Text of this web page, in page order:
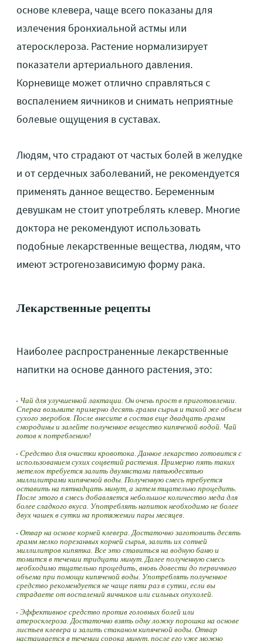
основе клевера, чаще всего показаны для
излечения бронхиальной астмы или
атеросклероза. Растение нормализирует
показатели артериального давления.
Корневище может отлично справляться с
воспалением яичников и снимать неприятные
болевые ощущения в суставах.
Людям, что страдают от частых болей в желудке
и от сердечных заболеваний, не рекомендуется
применять данное вещество. Беременным
девушкам не стоит употреблять клевер. Многие
доктора не рекомендуют использовать
подобные лекарственные вещества, людям, что
имеют эстрогенозависимую форму рака.
Лекарственные рецепты
Наиболее распространенные лекарственные
напитки на основе данного растения, это:
Чай для улучшенной лактации. Он очень прост в приготовлении.
Сперва возьмите примерно десять грамм сырья и такой же объем
сухого зверобоя. После внесите в состав еще двадцать грамм
смородины и залейте полученное вещество кипяченой водой. Чай
готов к потреблению!
Средство для очистки кровотока. Данное лекарство готовится с
использованием сухих соцветий растения. Примерно пять таких
метелок требуется залить двумястами пятьюдесятью
миллилитрами кипяченой воды. Полученную смесь требуется
оставить на пятнадцать минут, а затем тщательно процедить.
После этого в смесь добавляется небольшое количество меда для
более сладкого вкуса. Употреблять напиток необходимо не более
двух чашек в сутки на протяжении пары месяцев.
Отвар на основе корней клевера. Достаточно заготовить десять
грамм мелко порезанных корней сырья, залить их сотней
миллилитров кипятка. Все это ставиться на водную баню и
томится в течении тридцати минут. Далее полученную смесь
необходимо тщательно процедить, вновь довести до первичного
объема при помощи кипяченой воды. Употреблять полученное
средство рекомендуется не чаще пяти раз в сутки, если вы
страдаете от воспалений яичников или сильных опухолей.
Эффективное средство против головных болей или
атеросклероза. Достаточно взять одну ложку порошка на основе
листьев клевера и залить стаканом кипяченой воды. Отвар
настаивается в течении сорока минут, после его уже можно